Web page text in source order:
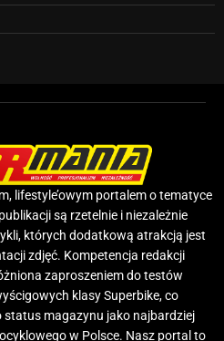
lifestyle’owym portalem o tematyce
są rzetelnie i niezależnie
których dodatkową atrakcją jest
zdjęć. Kompetencja redakcji
zaproszeniem do testów
klasy Superbike, co
status magazynu jako najbardziej
w Polsce. Nasz portal to